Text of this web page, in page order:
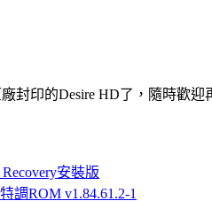
封印的Desire HD了，隨時歡迎
安裝版
調ROM v1.84.61.2-1